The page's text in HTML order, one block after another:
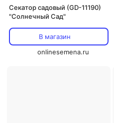
Секатор садовый (GD-11190)
"Солнечный Сад"
В магазин
onlinesemena.ru